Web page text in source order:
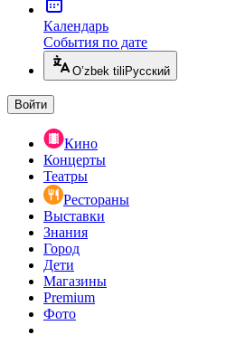
Календарь
События по дате
O’zbek tili Русский
Войти
Кино
Концерты
Театры
Рестораны
Выставки
Знания
Город
Дети
Магазины
Premium
Фото